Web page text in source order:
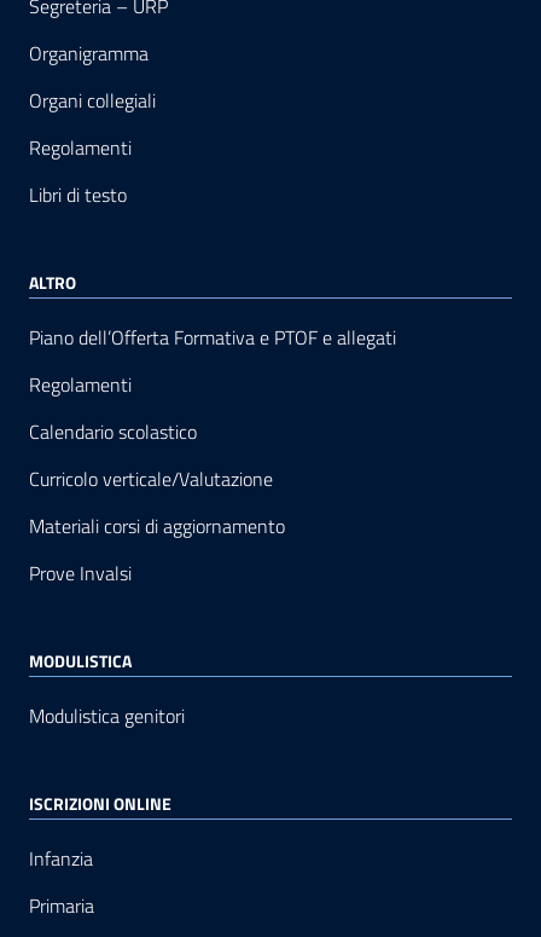
Segreteria – URP
Organigramma
Organi collegiali
Regolamenti
Libri di testo
ALTRO
Piano dell’Offerta Formativa e PTOF e allegati
Regolamenti
Calendario scolastico
Curricolo verticale/Valutazione
Materiali corsi di aggiornamento
Prove Invalsi
MODULISTICA
Modulistica genitori
ISCRIZIONI ONLINE
Infanzia
Primaria